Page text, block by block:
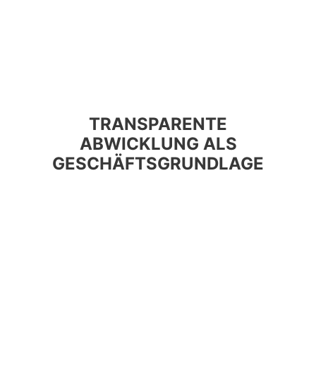
TRANSPARENTE
ABWICKLUNG ALS
GESCHÄFTSGRUNDLAGE